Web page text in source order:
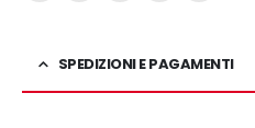
SPEDIZIONI E PAGAMENTI